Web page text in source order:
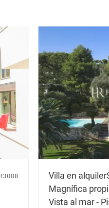
Villa en alquiler
Magnífica
Vista al mar -